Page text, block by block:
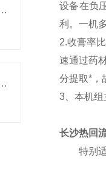
设备在负
利。一机
2.收膏率
速通过药
分提取*，
3、本机
长沙热回
特别适
组：中药提取浓缩的高效神器
组在中药现代化生产的应用